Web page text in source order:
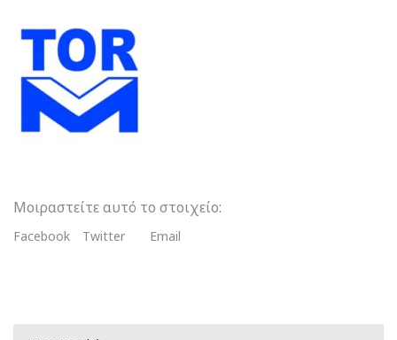
Plastic
Fixing
Wedges
Thin
Διαφανείς
Πλαστικές
Σφήνες
ποσότητα
Μοιραστείτε αυτό το στοιχείο:
Facebook Twitter Email